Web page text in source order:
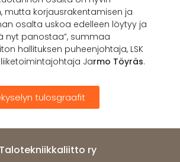
mutta korjausrakentamisen ja
osalta uskoa edelleen löytyy ja
nyt panostaa”, summaa
hallituksen puheenjohtaja, LSK
liiketoimintajohtaja Jarmo Töyräs.
tulosgraafit
Talotekniikkaliitto ry